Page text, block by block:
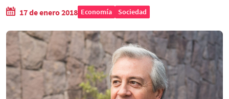
17 de enero 2018 Economía Sociedad